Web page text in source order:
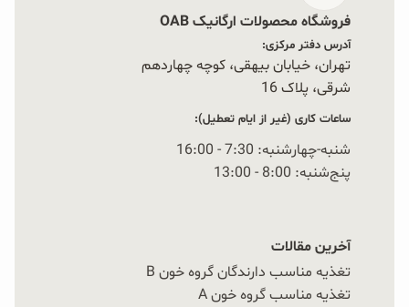
فروشگاه محصولات ارگانیک OAB
آدرس دفتر مرکزی:
تهران، خیابان بیهقی، کوچه چهاردهم
شرقی، پلاک 16‭
ساعات کاری (غیر از ایام تعطیل):
شنبه-چهارشنبه: 7:30 - 16:00
پنج‌شنبه: 8:00 - 13:00
آخرین مقالات
تغذیه مناسب دارندگان گروه خون B
تغذیه مناسب گروه خون A